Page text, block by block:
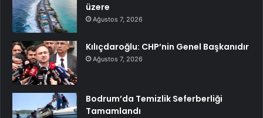
üzere
Ağustos 7, 2026
Kılıçdaroğlu: CHP’nin Genel Başkanıdır
Ağustos 7, 2026
Bodrum’da Temizlik Seferberliği
Tamamlandı